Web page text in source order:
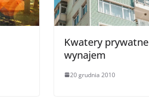
Kwatery
wynajem
20 grudnia 2010